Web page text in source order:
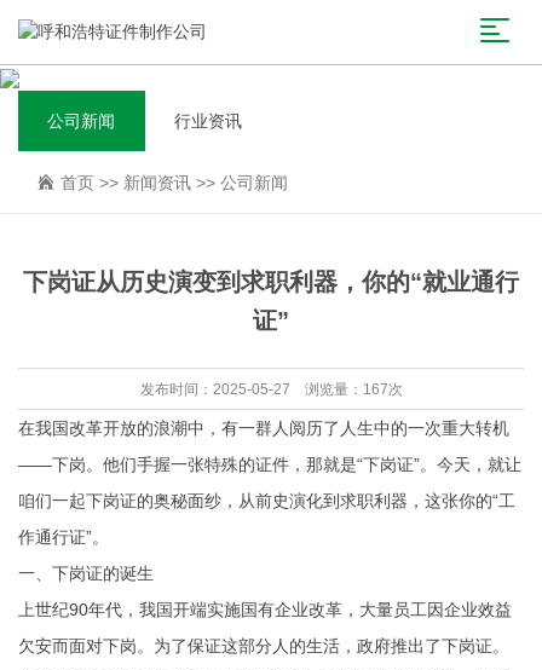
公司新闻 行业资讯
首页 >> 新闻资讯 >> 公司新闻
下岗证从历史演变到求职利器，你的“就业通行
证”
发布时间：2025-05-27 浏览量：167次
在我国改革开放的浪潮中，有一群人阅历了人生中的一次重大转机
——下岗。他们手握一张特殊的证件，那就是“下岗证”。今天，就让
咱们一起下岗证的奥秘面纱，从前史演化到求职利器，这张你的“工
作通行证”。
一、下岗证的诞生
上世纪90年代，我国开端实施国有企业改革，大量员工因企业效益
欠安而面对下岗。为了保证这部分人的生活，政府推出了下岗证。